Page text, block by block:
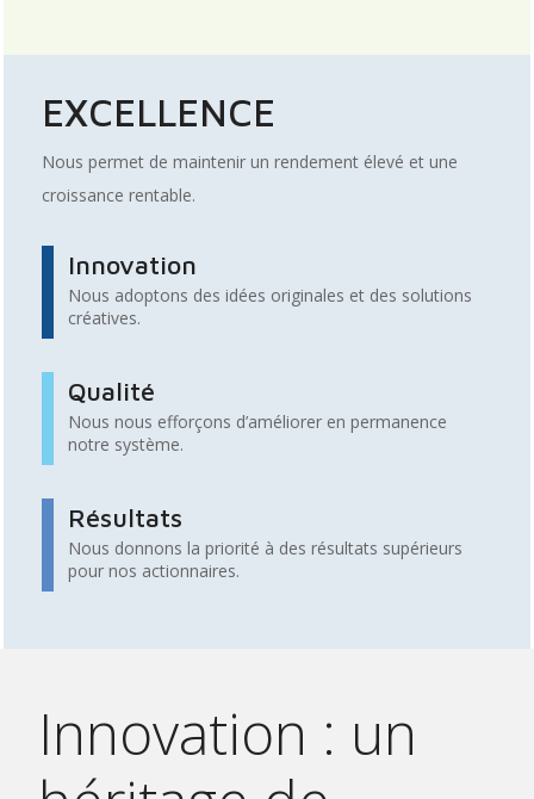
EXCELLENCE
Nous permet de maintenir un rendement élevé et une
croissance rentable.
Innovation
Nous adoptons des idées originales et des solutions
créatives.
Qualité
Nous nous efforçons d’améliorer en permanence
notre système.
Résultats
Nous donnons la priorité à des résultats supérieurs
pour nos actionnaires.
Innovation : un